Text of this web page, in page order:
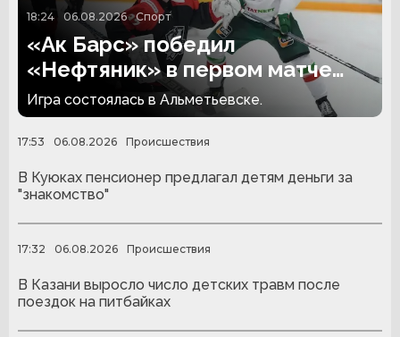
18:24 06.08.2026 Спорт
«Ак Барс» победил
«Нефтяник» в первом матче
сезона
Игра состоялась в Альметьевске.
17:53 06.08.2026 Происшествия
В Куюках пенсионер предлагал детям деньги за
"знакомство"
17:32 06.08.2026 Происшествия
В Казани выросло число детских травм после
поездок на питбайках